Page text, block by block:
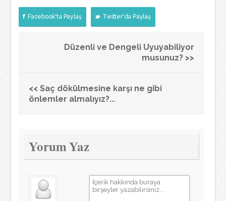
Facebook'ta Paylaş Twitter'da Paylaş
Düzenli ve Dengeli Uyuyabiliyor
musunuz? >>
<< Saç dökülmesine karşı ne gibi
önlemler almalıyız?...
Yorum Yaz